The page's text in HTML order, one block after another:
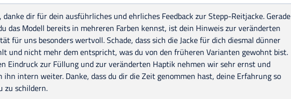
danke dir für dein ausführliches und ehrliches Feedback zur Stepp-Reitjacke. Gerade
das Modell bereits in mehreren Farben kennst, ist dein Hinweis zur veränderten
für uns besonders wertvoll. Schade, dass sich die Jacke für dich diesmal dünner
und nicht mehr dem entspricht, was du von den früheren Varianten gewohnt bist.
Eindruck zur Füllung und zur veränderten Haptik nehmen wir sehr ernst und
ihn intern weiter. Danke, dass du dir die Zeit genommen hast, deine Erfahrung so
zu schildern.